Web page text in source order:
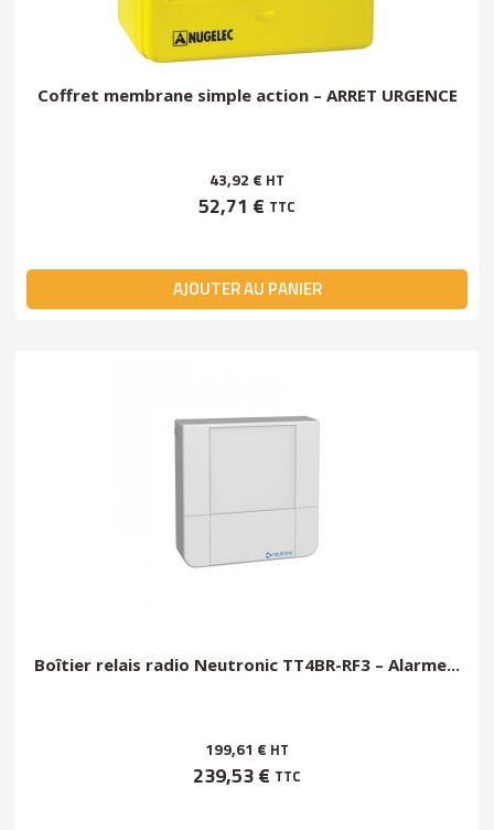
Coffret membrane simple action – ARRET URGENCE
43,92 € HT
52,71 € TTC
AJOUTER AU PANIER
Boîtier relais radio Neutronic TT4BR-RF3 – Alarme...
199,61 € HT
239,53 € TTC